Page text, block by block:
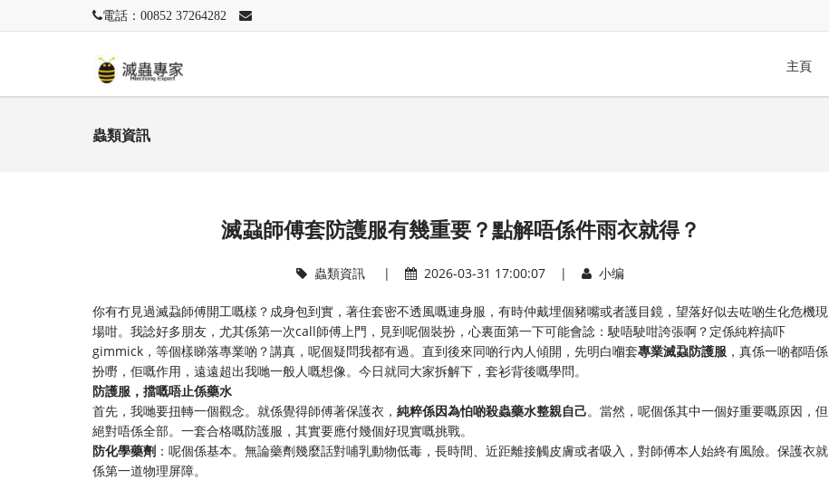
電話：00852 37264282
主頁
蟲類資訊
滅蝨師傅套防護服有幾重要？點解唔係件雨衣就得？
蟲類資訊 | 2026-03-31 17:00:07 | 小编
你有冇見過滅蝨師傅開工嘅樣？成身包到實，著住套密不透風嘅連身服，有時仲戴埋個豬嘴或者護目鏡，望落好似去咗啲生化危機現
場咁。我諗好多朋友，尤其係第一次call師傅上門，見到呢個裝扮，心裏面第一下可能會諗：駛唔駛咁誇張啊？定係純粹搞吓
gimmick，等個樣睇落專業啲？講真，呢個疑問我都有過。直到後來同啲行內人傾開，先明白嗰套專業滅蝨防護服 ，真係一啲都唔係
扮嘢，佢嘅作用，遠遠超出我哋一般人嘅想像。今日就同大家拆解下，套衫背後嘅學問。
防護服，擋嘅唔止係藥水
首先，我哋要扭轉一個觀念。就係覺得師傅著保護衣， 純粹係因為怕啲殺蟲藥水整親自己。當然，呢個係其中一個好重要嘅原因，但
絕對唔係全部。一套合格嘅防護服，其實要應付幾個好現實嘅挑戰。
防化學藥劑 ：呢個係基本。無論藥劑幾麼話對哺乳動物低毒，長時間、近距離接觸皮膚或者吸入，對師傅本人始終有風險。保護衣就
係第一道物理屏障。